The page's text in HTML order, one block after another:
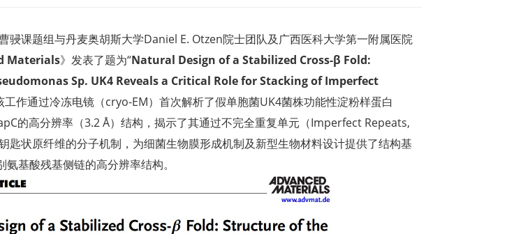
骎课题组与丹麦奥胡斯大学Daniel E. Otzen院士团队及广西医科大学第一附属医院
Materials》发表了题为“Natural Design of a Stabilized Cross-β Fold:
Sp. UK4 Reveals a Critical Role for Stacking of Imperfect
工作通过冷冻电镜（cryo-EM）首次解析了假单胞菌UK4菌株功能性淀粉样蛋白
的高分辨率（3.2 Å）结构，揭示了其通过不完全重复单元（Imperfect Repeats,
匙状原纤维的分子机制，为细菌生物膜形成机制及新型生物材料设计提供了结构基
基酸残基侧链的高分辨率结构。